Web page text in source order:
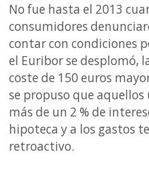
No fue hasta el 2013
consumidores
contar con condiciones
el Euribor se desplomó,
coste de 150 euros
se propuso que
más de un 2 % de
hipoteca y a los gastos
retroactivo.